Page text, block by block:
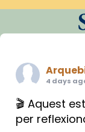
4 days
🎬 Aquest
per